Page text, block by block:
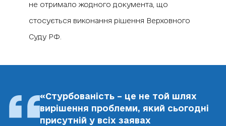
не отримало жодного документа, що
стосується виконання рішення Верховного
Суду РФ.
«Стурбованість – це не той шлях
вирішення проблеми, який сьогодні
присутній у всіх заявах